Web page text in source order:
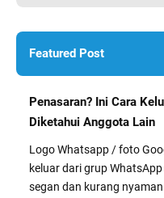
Featured Post
Penasaran? Ini Cara
Diketahui Anggota Lain
Logo Whatsapp / foto
keluar dari grup
segan dan kurang